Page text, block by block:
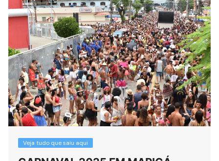
Veja tudo que saiu aqui